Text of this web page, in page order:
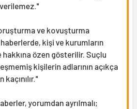
ve kovuşturma
kişi ve kurumların
özen gösterilir. Suçlu
kişilerin adlarının açıkça
kaçınılır."
yorumdan ayrılmalı;